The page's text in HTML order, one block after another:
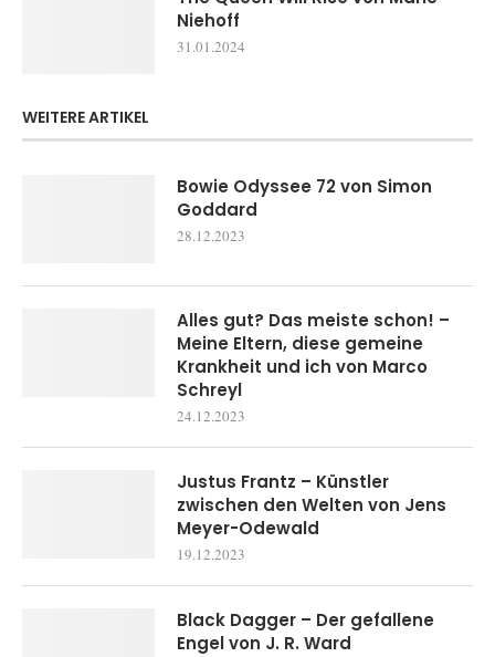
Niehoff
31.01.2024
WEITERE ARTIKEL
Bowie Odyssee 72 von Simon
Goddard
28.12.2023
Alles gut? Das meiste schon! –
Meine Eltern, diese gemeine
Krankheit und ich von Marco
Schreyl
24.12.2023
Justus Frantz – Künstler
zwischen den Welten von Jens
Meyer-Odewald
19.12.2023
Black Dagger – Der gefallene
Engel von J. R. Ward